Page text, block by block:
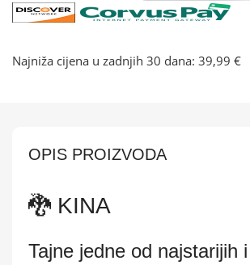
Najniža cijena u zadnjih 30 dana: 39,99 €
OPIS PROIZVODA
🐉 KINA
Tajne jedne od najstarijih i